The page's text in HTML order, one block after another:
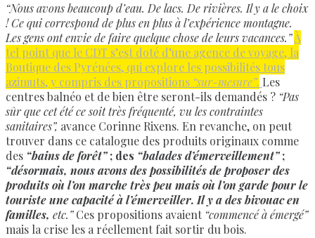
“Nous avons beaucoup d’eau. De lacs. De rivières. Il y a le choix
! Ce qui correspond de plus en plus à l’expérience montagne.
Les gens ont envie de faire quelque chose de leurs vacances.”À
tel point que le CDT s’est doté d’une agence de voyage, la
Boutique des Pyrénées, qui explore les possibilités tous
azimuts, y compris des propositions “sur-mesure”. Les
centres balnéo et de bien être seront-ils demandés ? “Pas
sûr que cet été ce soit très fréquenté, vu les contraintes
sanitaires”, avance Corinne Rixens. En revanche, on peut
trouver dans ce catalogue des produits originaux comme
des “bains de forêt”; des “balades d’émerveillement”;
“désormais, nous avons des possibilités de proposer des
produits où l’on marche très peu mais où l’on garde pour le
touriste une capacité à l’émerveiller. Il y a des bivouac en
familles, etc.”Ces propositions avaient “commencé à émergé”
mais la crise les a réellement fait sortir du bois.